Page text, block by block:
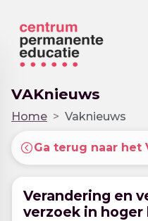
VAKnieuws
Home Vaknieuws
Ga terug naar het
Verandering en
verzoek in hoger